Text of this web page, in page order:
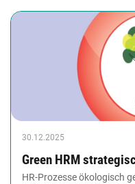
30.12.2025
Green HRM
HR-Prozesse ökologisch